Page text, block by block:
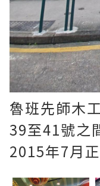
魯班先師木
39至41號之
2015年7月